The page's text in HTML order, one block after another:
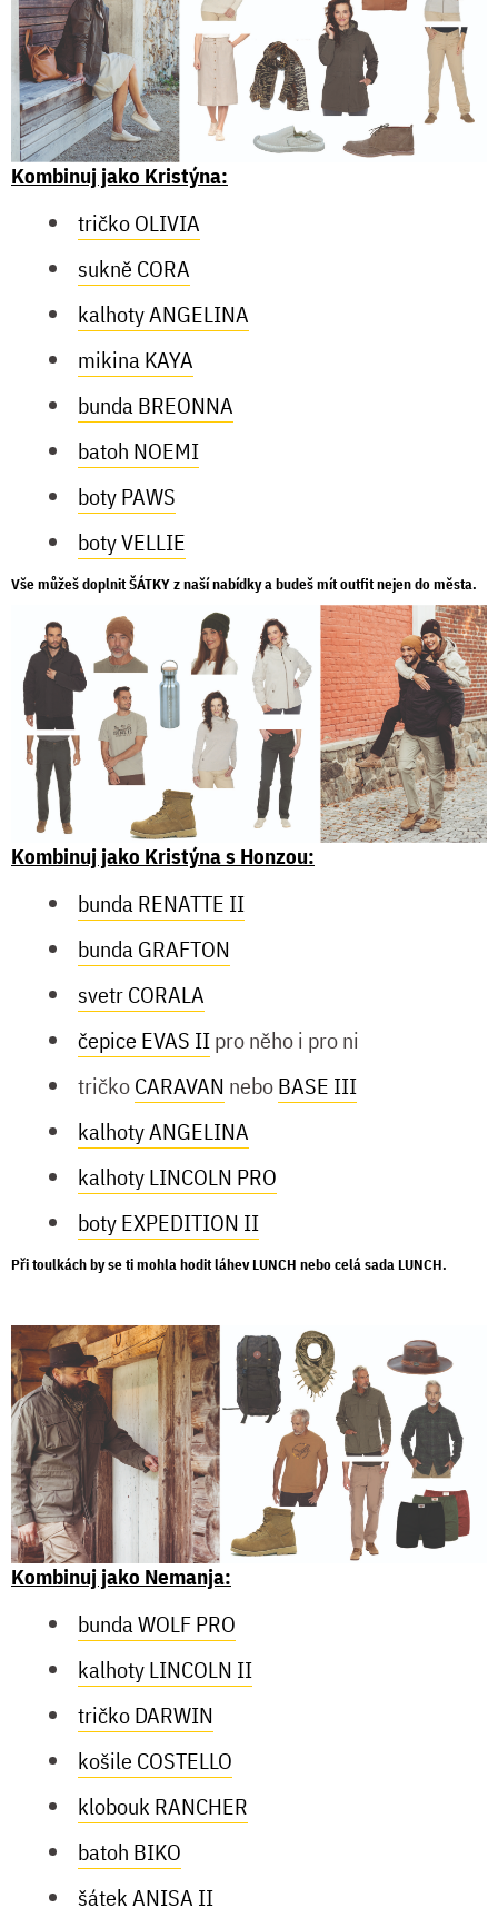
Kombinuj jako Kristýna:
tričko OLIVIA
sukně CORA
kalhoty ANGELINA
mikina KAYA
bunda BREONNA
batoh NOEMI
boty PAWS
boty VELLIE
Vše můžeš doplnitŠÁTKYz naší nabídky a budeš mít outfit nejen do města.
Kombinuj jako Kristýna s Honzou:
bunda RENATTE II
bunda GRAFTON
svetr CORALA
čepice EVAS IIpro něho i pro ni
tričkoCARAVAN neboBASE III
kalhoty ANGELINA
kalhoty LINCOLN PRO
boty EXPEDITION II
Při toulkách by se ti mohla hoditláhev LUNCH nebocelá sada LUNCH.
Kombinuj jako Nemanja:
bunda WOLF PRO
kalhoty LINCOLN II
tričko DARWIN
košile COSTELLO
klobouk RANCHER
batoh BIKO
šátek ANISA II